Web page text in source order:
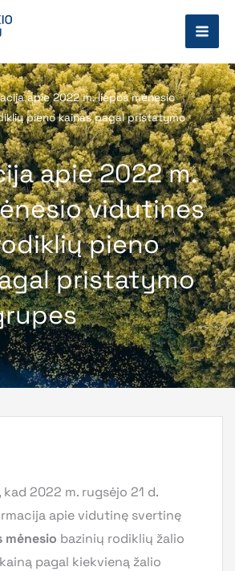
apie 2022 m. liepos mėnesio
pieno kainas pagal pristatymo
apie 2022 m.
vidutines
pieno
pristatymo
2022 m. rugsėjo 21 d.
apie vidutinę svertinę
mėnesio bazinių rodiklių žalio
pagal kiekvieną žalio